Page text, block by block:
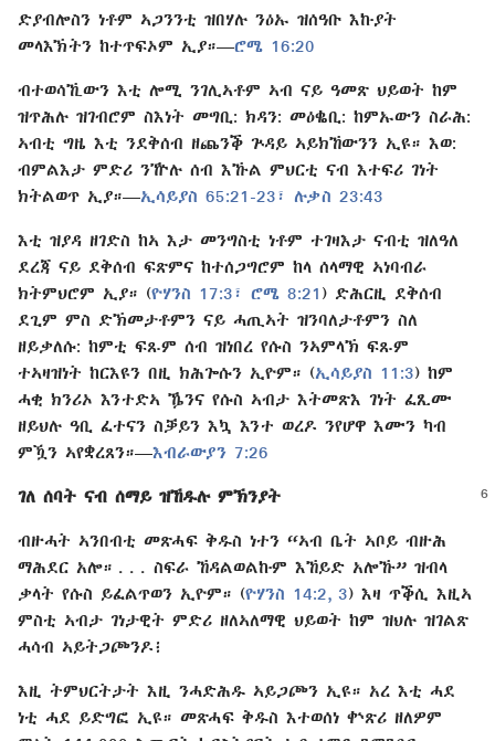
ድያብሎስን ነቶም ኣጋንንቲ ዝበሃሉ ንዕኡ ዝሰዓቡ እኩያት
መላእኽትን ከተጥፍኦም ኢያ።​—⁠ሮሜ 16:⁠20
ብተወሳኺውን እቲ ሎሚ ንገሊኣቶም ኣብ ናይ ዓመጽ ህይወት ከም
ዝጥሕሉ ዝገብሮም ስእነት መግቢ: ክዳን: መዕቈቢ: ከምኡውን ስራሕ:
ኣብቲ ግዜ እቲ ንደቅ​ሰብ ዘጨንቕ ጕዳይ ኣይክኸውንን ኢዩ። እወ:
ብምልእታ ምድሪ ንዅሉ ሰብ እኹል ምህርቲ ናብ እተፍሪ ገነት
ክትልወጥ ኢያ።​—⁠ኢሳይያስ 65:⁠21-23፣ ሉቃስ 23:⁠43
እቲ ዝያዳ ዘገድስ ከኣ እታ መንግስቲ ነቶም ተገዛእታ ናብቲ ዝለዓለ
ደረጃ ናይ ደቅሰብ ፍጽምና ከተሰጋግሮም ከላ ሰላማዊ ኣነባብራ
ክትምህሮም ኢያ። (ዮሃንስ 17:⁠3፣ ሮሜ 8:⁠21 ) ድሕርዚ ደቅሰብ
ደጊም ምስ ድኽመታቶምን ናይ ሓጢኣት ዝንባለታቶምን ስለ
ዘይቃለሱ: ከምቲ ፍጹም ሰብ ዝነበረ የሱስ ንኣምላኽ ፍጹም
ተኣዛዝነት ከርእዩን በዚ ክሕጐሱን ኢዮም። (ኢሳይያስ 11:⁠3) ከም
ሓቂ ክንሪኦ እንተ​ድኣ ዄንና የሱስ ኣብታ እትመጽእ ገነት ፈጺሙ
ዘይህሉ ዓቢ ፈተናን ስቓይን እኳ እንተ ወረዶ ንየሆዋ እሙን ካብ
ምዃን ኣየቋረጸን።​—⁠እብራውያን 7:⁠26
ገለ ሰባት ናብ ሰማይ ዝኸዱሉ ምኽንያት
ብዙሓት ኣንበብቲ መጽሓፍ ቅዱስ ነተን “ኣብ ቤት ኣቦይ ብዙሕ
ማሕደር አሎ። . . . ስፍራ ኸዳልወልኩም እኸይድ አሎኹ” ዝብላ
ቃላት የሱስ ይፈልጥወን ኢዮም። (ዮሃንስ 14:⁠2, 3) እዛ ጥቕሲ እዚኣ
ምስቲ ኣብታ ገነታዊት ምድሪ ዘለኣለማዊ ህይወት ከም ዝህሉ ዝገልጽ
ሓሳብ ኣይትጋጮንዶ፧
እዚ ትምህርትታት እዚ ንሓድሕዱ ኣይጋጮን ኢዩ። አረ እቲ ሓደ
ነቲ ሓደ ይድግፎ ኢዩ። መጽሓፍ ቅዱስ እተወሰነ ቍጽሪ ዘለዎም